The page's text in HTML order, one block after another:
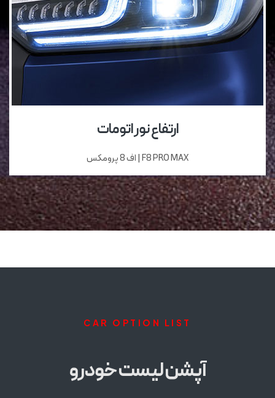
ارتفاع نور اتومات
F8 PRO MAX | اف 8 پرومکس
CAR OPTION LIST
آپشن لیست خودرو